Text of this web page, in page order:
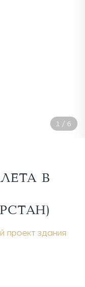
1 / 6
В
проект здания